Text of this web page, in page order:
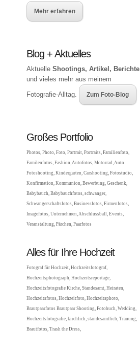
Mehr erfahren
Blog + Aktuelles
Aktuelle Shootings, Artikel, Berichte
und vieles mehr aus meinem
Fotografie-Alltag.
Zum Foto-Blog
Großes Portfolio
Photos, Photo, Foto, Portrait, Portraits, Familienfoto,
Familenfotos, Fashion, Autofotos, Motorrad, Auto
Fotoshooting, Kindergarten, Carshooting, Fotostudio,
Konfirmation, Kommunion, Bewerbung, Geschenk,
Babybauch, Babybauchfotos, schwanger,
Schwangerschaftsfotos, Businessfotos, Firmenfotos,
Imagefotos, Unternehmen, Abschlussball, Events,
Veranstaltung, Pärchen, Paarfotos
Alles für Ihre Hochzeit
Fotograf für Hochzeit, Hochzeitsfotograf,
Hochzeitsphotograph, Hochzeitsreportage,
Hochzeitsfotografie Kirche, Standesamt, Heiraten,
Hochzeitsfotos, Hochzeitfoto, Hochzeitsphoto,
Brautpaarfotos Brautpaar Shooting, Fotobuch, Wedding,
Hochzeitsfotografie, kirchlich, standesamtlich, Trauung,
Brautfotos, Trash the Dress,